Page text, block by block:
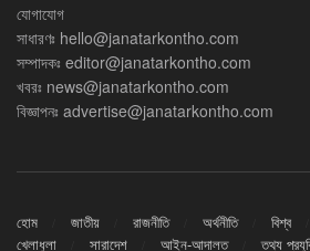
যোগাযোগ
সাধারণঃ hello@janatarkontho.com
সম্পাদকঃ editor@janatarkontho.com
খবরঃ news@janatarkontho.com
বিজ্ঞাপনঃ advertise@janatarkontho.com
হোম জাতীয় রাজনীতি অর্থনীতি বিশ্ব
খেলাধুলা
সারাদেশ আইন-আদালত তথ্য